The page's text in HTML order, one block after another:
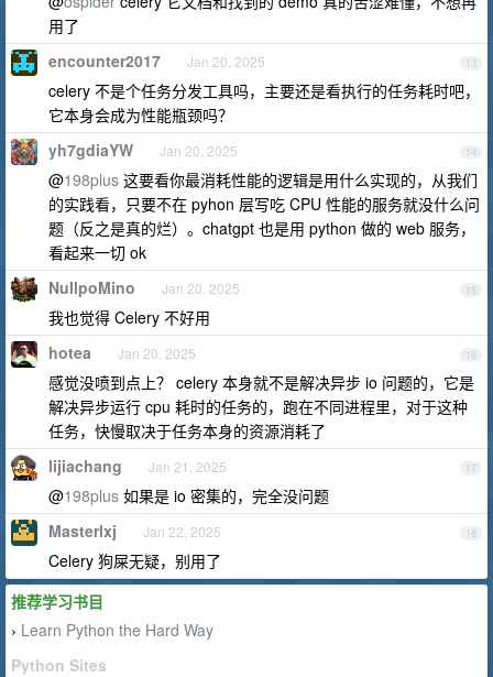
用了
13
encounter2017 Jan 20, 2025
celery 不是个任务分发工具吗，主要还是看执行的任务耗时吧，
它本身会成为性能瓶颈吗？
14
yh7gdiaYW Jan 20, 2025
@198plus 这要看你最消耗性能的逻辑是用什么实现的，从我们
的实践看，只要不在 pyhon 层写吃 CPU 性能的服务就没什么问
题（反之是真的烂）。chatgpt 也是用 python 做的 web 服务，
看起来一切 ok
15
NullpoMino Jan 20, 2025
我也觉得 Celery 不好用
16
hotea Jan 20, 2025
感觉没喷到点上？ celery 本身就不是解决异步 io 问题的，它是
解决异步运行 cpu 耗时的任务的，跑在不同进程里，对于这种
任务，快慢取决于任务本身的资源消耗了
17
lijiachang Jan 21, 2025
@198plus 如果是 io 密集的，完全没问题
18
Masterlxj Jan 22, 2025
Celery 狗屎无疑，别用了
推荐学习书目
› Learn Python the Hard Way
Python Sites